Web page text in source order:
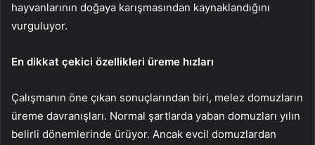
hayvanlarının doğaya karışmasından kaynaklandığını
vurguluyor.
En dikkat çekici özellikleri üreme hızları
Çalışmanın öne çıkan sonuçlarından biri, melez domuzların
üreme davranışları. Normal şartlarda yaban domuzları yılın
belirli dönemlerinde ürüyor. Ancak evcil domuzlardan